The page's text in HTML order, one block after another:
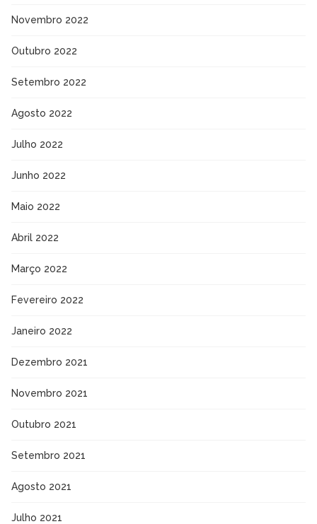
Novembro 2022
Outubro 2022
Setembro 2022
Agosto 2022
Julho 2022
Junho 2022
Maio 2022
Abril 2022
Março 2022
Fevereiro 2022
Janeiro 2022
Dezembro 2021
Novembro 2021
Outubro 2021
Setembro 2021
Agosto 2021
Julho 2021